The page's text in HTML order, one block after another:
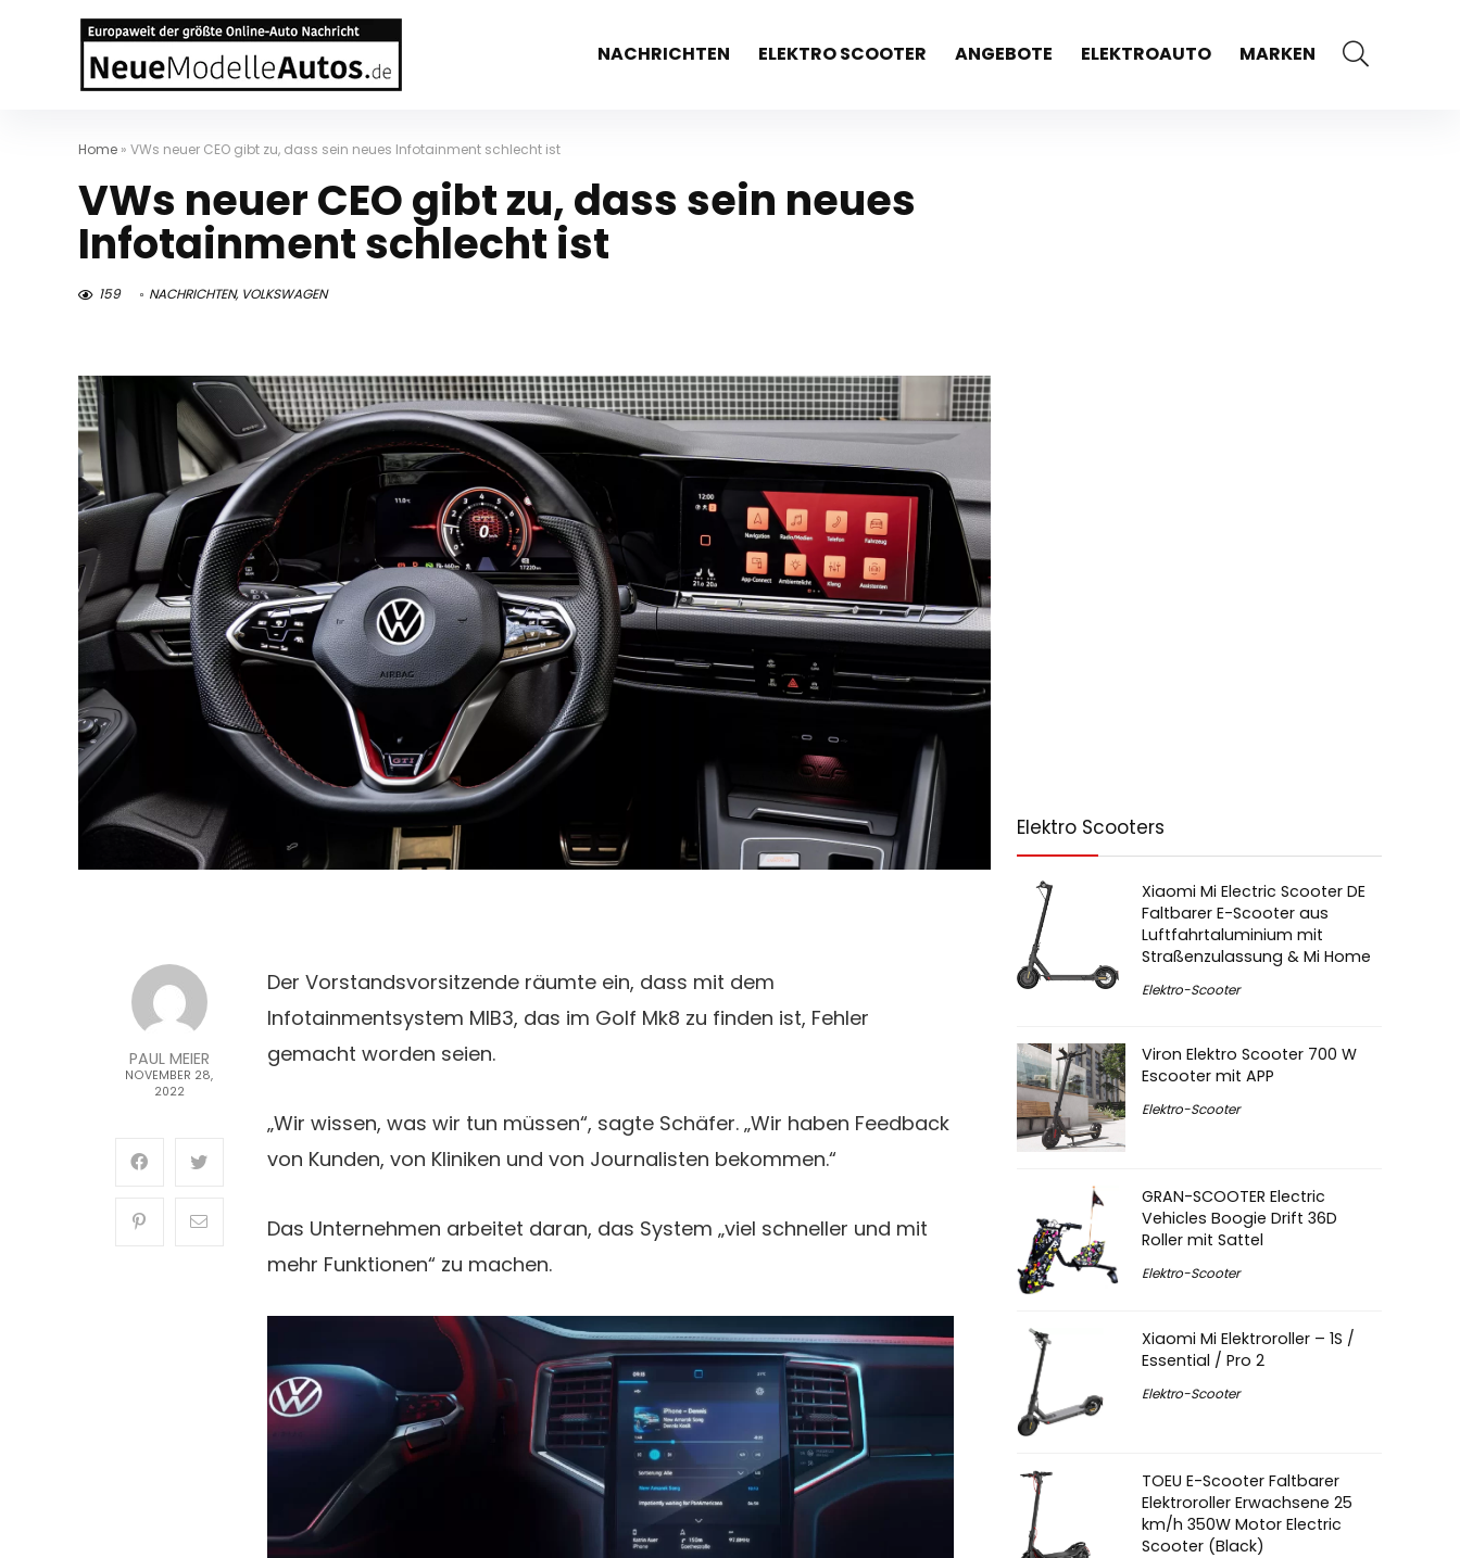
NACHRICHTEN ELEKTRO SCOOTER ANGEBOTE ELEKTROAUTO MARKEN
Home » VWs neuer CEO gibt zu, dass sein neues Infotainment schlecht ist
VWs neuer CEO gibt zu, dass sein neues
Infotainment schlecht ist
159 NACHRICHTEN, VOLKSWAGEN
PAUL MEIER
NOVEMBER 28,
2022
Der Vorstandsvorsitzende räumte ein, dass mit dem
Infotainmentsystem MIB3, das im Golf Mk8 zu finden ist, Fehler
gemacht worden seien.
„Wir wissen, was wir tun müssen“, sagte Schäfer. „Wir haben Feedback
von Kunden, von Kliniken und von Journalisten bekommen.“
Das Unternehmen arbeitet daran, das System „viel schneller und mit
mehr Funktionen“ zu machen.
Elektro Scooters
Xiaomi Mi Electric Scooter DE
Faltbarer E-Scooter aus
Luftfahrtaluminium mit
Straßenzulassung & Mi Home
Elektro-Scooter
Viron Elektro Scooter 700 W
Escooter mit APP
Elektro-Scooter
GRAN-SCOOTER Electric
Vehicles Boogie Drift 36D
Roller mit Sattel
Elektro-Scooter
Xiaomi Mi Elektroroller – 1S /
Essential / Pro 2
Elektro-Scooter
TOEU E-Scooter Faltbarer
Elektroroller Erwachsene 25
km/h 350W Motor Electric
Scooter (Black)